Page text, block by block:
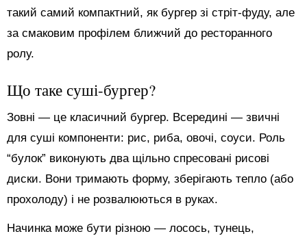
такий самий компактний, як бургер зі стріт-фуду, але
за смаковим профілем ближчий до ресторанного
ролу.
Що таке суші-бургер?
Зовні — це класичний бургер. Всередині — звичні
для суші компоненти: рис, риба, овочі, соуси. Роль
“булок” виконують два щільно спресовані рисові
диски. Вони тримають форму, зберігають тепло (або
прохолоду) і не розвалюються в руках.
Начинка може бути різною — лосось, тунець,